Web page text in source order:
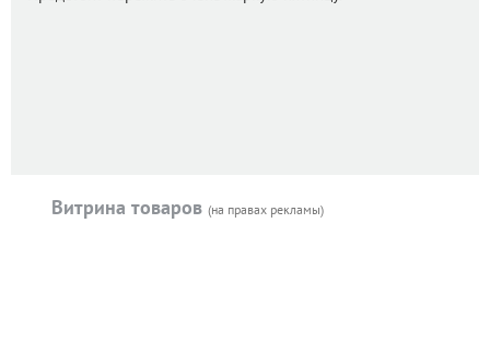
Витрина товаров (на правах рекламы)